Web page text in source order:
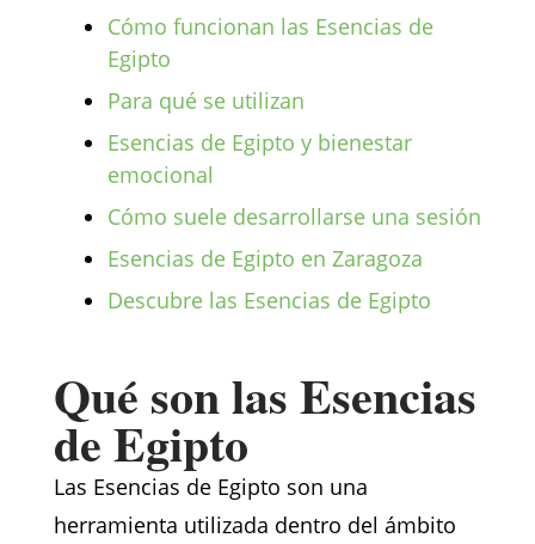
Cómo funcionan las Esencias de
Egipto
Para qué se utilizan
Esencias de Egipto y bienestar
emocional
Cómo suele desarrollarse una sesión
Esencias de Egipto en Zaragoza
Descubre las Esencias de Egipto
Qué son las Esencias
de Egipto
Las Esencias de Egipto son una
herramienta utilizada dentro del ámbito